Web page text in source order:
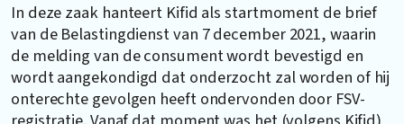
In deze zaak hanteert Kifid als startmoment de brief
van de Belastingdienst van 7 december 2021, waarin
de melding van de consument wordt bevestigd en
wordt aangekondigd dat onderzocht zal worden of hij
onterechte gevolgen heeft ondervonden door FSV-